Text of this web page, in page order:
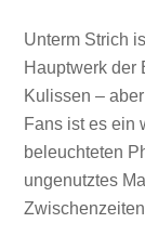
Unterm Strich
Hauptwerk der
Kulissen –
Fans ist es ein
beleuchteten
ungenutztes